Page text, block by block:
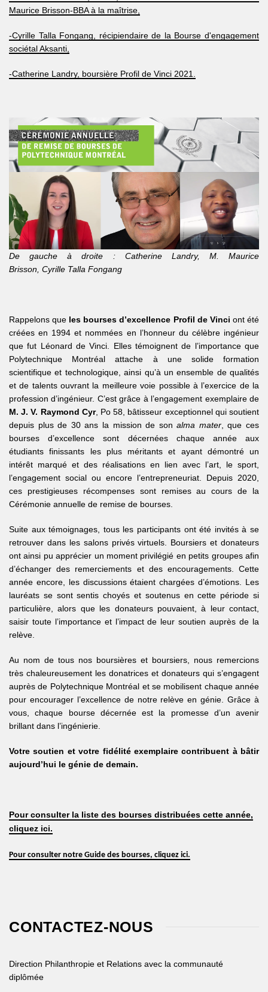
Maurice Brisson-BBA à la maîtrise,
-Cyrille Talla Fongang, récipiendaire de la Bourse d'engagement
sociétal Aksanti,
-Catherine Landry, boursière Profil de Vinci 2021.
De gauche à droite : Catherine Landry, M. Maurice
Brisson, Cyrille Talla Fongang
Rappelons que les bourses d’excellence Profil de Vinci ont été
créées en 1994 et nommées en l’honneur du célèbre ingénieur
que fut Léonard de Vinci. Elles témoignent de l’importance que
Polytechnique Montréal attache à une solide formation
scientifique et technologique, ainsi qu’à un ensemble de qualités
et de talents ouvrant la meilleure voie possible à l’exercice de la
profession d’ingénieur. C’est grâce à l’engagement exemplaire de
M. J. V. Raymond Cyr, Po 58, bâtisseur exceptionnel qui soutient
depuis plus de 30 ans la mission de sonalma mater, que ces
bourses d’excellence sont décernées chaque année aux
étudiants finissants les plus méritants et ayant démontré un
intérêt marqué et des réalisations en lien avec l’art, le sport,
l’engagement social ou encore l’entrepreneuriat. Depuis 2020,
ces prestigieuses récompenses sont remises au cours de la
Cérémonie annuelle de remise de bourses.
Suite aux témoignages, tous les participants ont été invités à se
retrouver dans les salons privés virtuels. Boursiers et donateurs
ont ainsi pu apprécier un moment privilégié en petits groupes afin
d’échanger des remerciements et des encouragements. Cette
année encore, les discussions étaient chargées d’émotions. Les
lauréats se sont sentis choyés et soutenus en cette période si
particulière, alors que les donateurs pouvaient, à leur contact,
saisir toute l’importance et l’impact de leur soutien auprès de la
relève.
Au nom de tous nos boursières et boursiers, nous remercions
très chaleureusement les donatrices et donateurs qui s’engagent
auprès de Polytechnique Montréal et se mobilisent chaque année
pour encourager l’excellence de notre relève en génie. Grâce à
vous, chaque bourse décernée est la promesse d’un avenir
brillant dans l’ingénierie.
Votre soutien et votre fidélité exemplaire contribuent à bâtir
aujourd’hui le génie de demain.
Pour consulter la liste des bourses distribuées cette année,
cliquez ici.
Pour consulter notre Guide des bourses, cliquez ici.
CONTACTEZ-NOUS
Direction Philanthropie et Relations avec la communauté
diplômée